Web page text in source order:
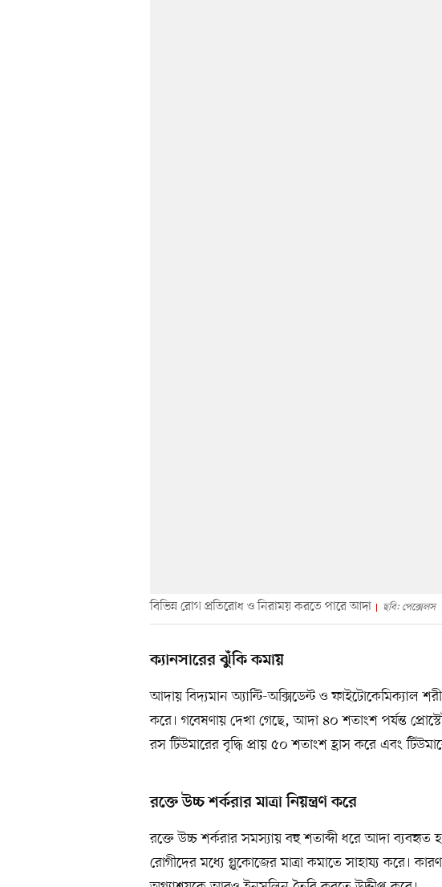
বিভিন্ন রোগ প্রতিরোধ ও নিরাময় করতে পারে আদা ছবি: পেক্সেলস
ক্যানসারের ঝুঁকি কমায়
আদায় বিদ্যমান অ্যান্টি-অক্সিডেন্ট ও ফাইটোকেমিক্যাল
করে। গবেষণায় দেখা গেছে, আদা ৪০ শতাংশ পর্যন্ত
রস টিউমারের বৃদ্ধি প্রায় ৫০ শতাংশ হ্রাস করে এবং
রক্তে উচ্চ শর্করার মাত্রা নিয়ন্ত্রণ করে
রক্তে উচ্চ শর্করার সমস্যায় বহু শতাব্দী ধরে আদা
রোগীদের মধ্যে গ্লুকোজের মাত্রা কমাতে সাহায্য করে।